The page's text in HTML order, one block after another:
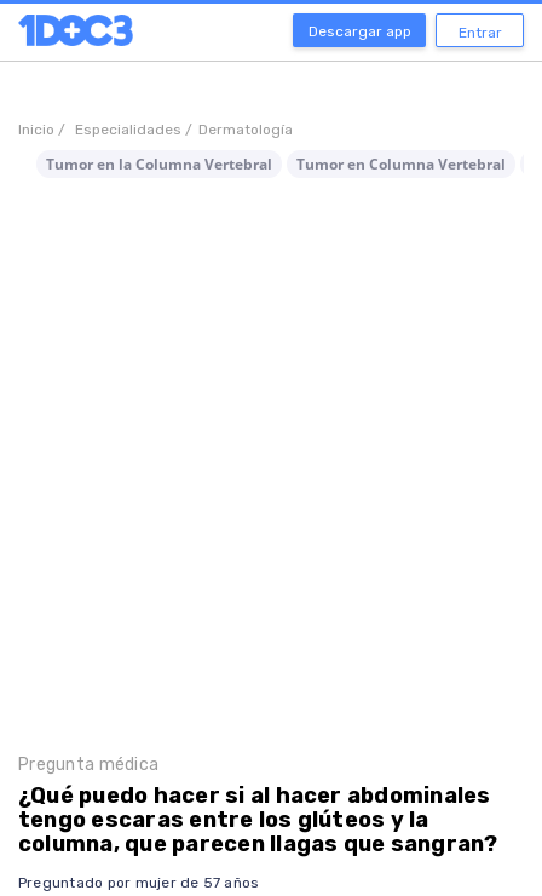
Descargar app Entrar
Inicio / Especialidades / Dermatología
Tumor en la Columna Vertebral Tumor en Columna Vertebral
Pregunta médica
¿Qué puedo hacer si al hacer abdominales
tengo escaras entre los glúteos y la
columna, que parecen llagas que sangran?
Preguntado por mujer de 57 años